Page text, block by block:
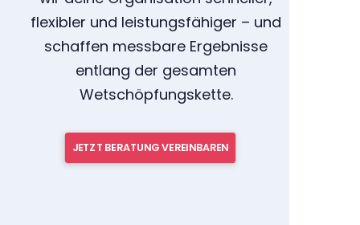
flexibler und leistungsfähiger – und
schaffen messbare Ergebnisse
entlang der gesamten
Wetschöpfungskette.
JETZT BERATUNG VEREINBAREN